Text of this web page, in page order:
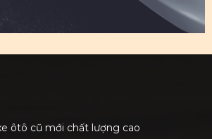
ôtô cũ mới chất lượng cao